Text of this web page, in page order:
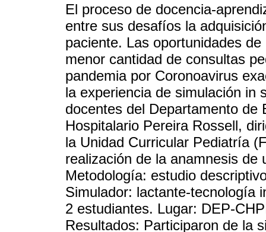
El proceso de docencia-
entre sus desafíos la
paciente. Las oportunidades
menor cantidad de consultas
pandemia por Coronoavirus
la experiencia de simulación in
docentes del Departamento de
Hospitalario Pereira Rossell,
la Unidad Curricular Pediatría
realización de la anamnesis
Metodología: estudio
Simulador: lactante-tecnología
2 estudiantes. Lugar: DEP-
Resultados: Participaron de la